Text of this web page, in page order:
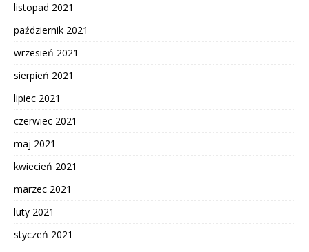
listopad 2021
październik 2021
wrzesień 2021
sierpień 2021
lipiec 2021
czerwiec 2021
maj 2021
kwiecień 2021
marzec 2021
luty 2021
styczeń 2021